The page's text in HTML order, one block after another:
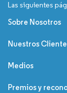
Las siguientes
Sobre Nosotros
Nuestros
Medios
Premios y